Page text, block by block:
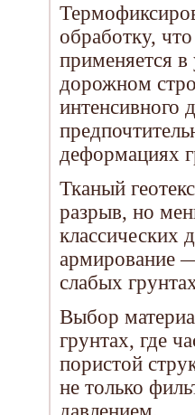
обработку,
применяется
дорожном
интенсивного
деформациях
Тканый
разрыв, но
классических
армирование
слабых
Выбор
грунтах, где
пористой
не только